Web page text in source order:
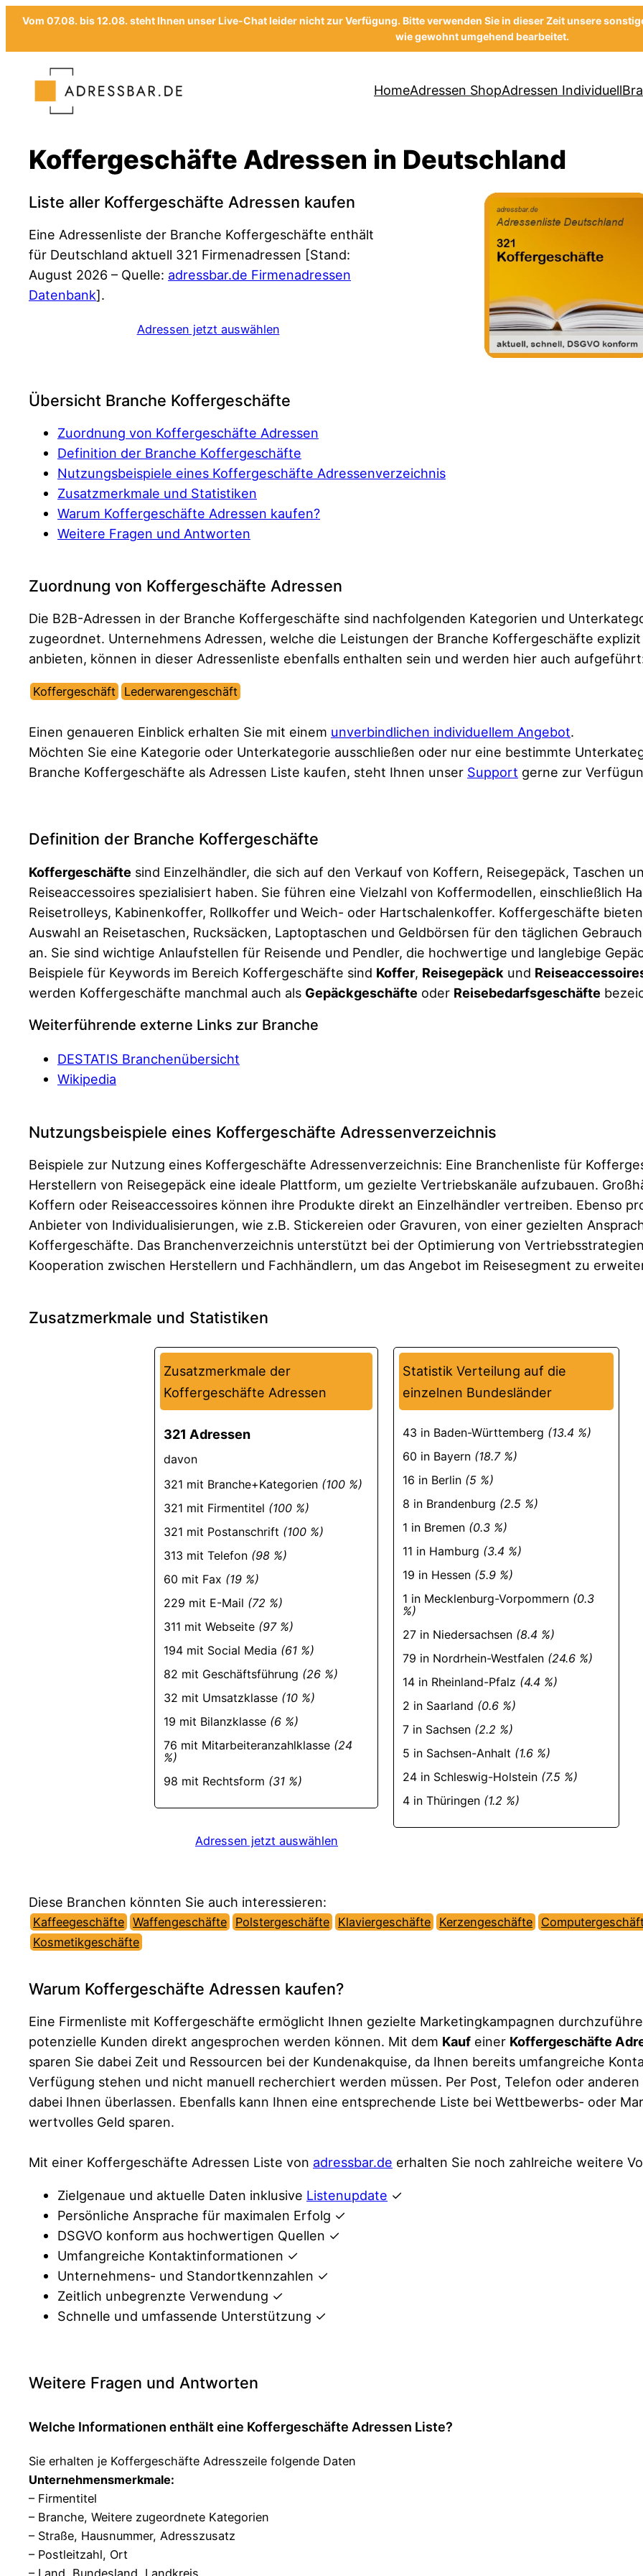
Vom 07.08. bis 12.08. steht Ihnen unser Live-Chat leider nicht zur Verfügung. Bitte verwenden Sie in dieser Zeit unsere
wie gewohnt umgehend bearbeitet.
Inhalt
springen
HomeAdressen ShopAdressen Individuell
Koffergeschäfte Adressen in Deutschland
Liste aller Koffergeschäfte Adressen kaufen
Eine Adressenliste der Branche Koffergeschäfte enthält
für Deutschland aktuell 321 Firmenadressen [Stand:
August 2026 – Quelle: adressbar.de Firmenadressen
Datenbank].
Adressen jetzt auswählen
Übersicht Branche Koffergeschäfte
Zuordnung von Koffergeschäfte Adressen
Definition der Branche Koffergeschäfte
Nutzungsbeispiele eines Koffergeschäfte Adressenverzeichnis
Zusatzmerkmale und Statistiken
Warum Koffergeschäfte Adressen kaufen?
Weitere Fragen und Antworten
Zuordnung von Koffergeschäfte Adressen
Die B2B-Adressen in der Branche Koffergeschäfte sind nachfolgenden Kategorien und
zugeordnet. Unternehmens Adressen, welche die Leistungen der Branche Koffergeschäfte
anbieten, können in dieser Adressenliste ebenfalls enthalten sein und werden hier auch
Koffergeschäft Lederwarengeschäft
Einen genaueren Einblick erhalten Sie mit einem unverbindlichen individuellem Angebot.
Möchten Sie eine Kategorie oder Unterkategorie ausschließen oder nur eine bestimmte
Branche Koffergeschäfte als Adressen Liste kaufen, steht Ihnen unser Support gerne zur
Definition der Branche Koffergeschäfte
Koffergeschäfte sind Einzelhändler, die sich auf den Verkauf von Koffern, Reisegepäck, Taschen
Reiseaccessoires spezialisiert haben. Sie führen eine Vielzahl von Koffermodellen, einschließlich
Reisetrolleys, Kabinenkoffer, Rollkoffer und Weich- oder Hartschalenkoffer. Koffergeschäfte
Auswahl an Reisetaschen, Rucksäcken, Laptoptaschen und Geldbörsen für den täglichen
an. Sie sind wichtige Anlaufstellen für Reisende und Pendler, die hochwertige und langlebige
Beispiele für Keywords im Bereich Koffergeschäfte sind Koffer, Reisegepäck und
werden Koffergeschäfte manchmal auch als Gepäckgeschäfte oder Reisebedarfsgeschäfte
Weiterführende externe Links zur Branche
DESTATIS Branchenübersicht
Wikipedia
Nutzungsbeispiele eines Koffergeschäfte Adressenverzeichnis
Beispiele zur Nutzung eines Koffergeschäfte Adressenverzeichnis: Eine Branchenliste für
Herstellern von Reisegepäck eine ideale Plattform, um gezielte Vertriebskanäle aufzubauen.
Koffern oder Reiseaccessoires können ihre Produkte direkt an Einzelhändler vertreiben. Ebenso
Anbieter von Individualisierungen, wie z.B. Stickereien oder Gravuren, von einer gezielten
Koffergeschäfte. Das Branchenverzeichnis unterstützt bei der Optimierung von
Kooperation zwischen Herstellern und Fachhändlern, um das Angebot im Reisesegment zu
Zusatzmerkmale und Statistiken
Zusatzmerkmale der
Koffergeschäfte Adressen
321 Adressen
davon
321 mit Branche+Kategorien (100 %)
321 mit Firmentitel (100 %)
321 mit Postanschrift (100 %)
313 mit Telefon (98 %)
60 mit Fax (19 %)
229 mit E-Mail (72 %)
311 mit Webseite (97 %)
194 mit Social Media (61 %)
82 mit Geschäftsführung (26 %)
32 mit Umsatzklasse (10 %)
19 mit Bilanzklasse (6 %)
76 mit Mitarbeiteranzahlklasse (24
%)
98 mit Rechtsform (31 %)
Adressen jetzt auswählen
Statistik Verteilung auf die
einzelnen Bundesländer
43 in Baden-Württemberg (13.4 %)
60 in Bayern (18.7 %)
16 in Berlin (5 %)
8 in Brandenburg (2.5 %)
1 in Bremen (0.3 %)
11 in Hamburg (3.4 %)
19 in Hessen (5.9 %)
1 in Mecklenburg-Vorpommern (0.3
%)
27 in Niedersachsen (8.4 %)
79 in Nordrhein-Westfalen (24.6 %)
14 in Rheinland-Pfalz (4.4 %)
2 in Saarland (0.6 %)
7 in Sachsen (2.2 %)
5 in Sachsen-Anhalt (1.6 %)
24 in Schleswig-Holstein (7.5 %)
4 in Thüringen (1.2 %)
Diese Branchen könnten Sie auch interessieren:
Kaffeegeschäfte Waffengeschäfte Polstergeschäfte Klaviergeschäfte Kerzengeschäfte
Kosmetikgeschäfte
Warum Koffergeschäfte Adressen kaufen?
Eine Firmenliste mit Koffergeschäfte ermöglicht Ihnen gezielte Marketingkampagnen
potenzielle Kunden direkt angesprochen werden können. Mit dem Kauf einer Koffergeschäfte
sparen Sie dabei Zeit und Ressourcen bei der Kundenakquise, da Ihnen bereits umfangreiche
Verfügung stehen und nicht manuell recherchiert werden müssen. Per Post, Telefon oder anderen
dabei Ihnen überlassen. Ebenfalls kann Ihnen eine entsprechende Liste bei Wettbewerbs- oder
wertvolles Geld sparen.
Mit einer Koffergeschäfte Adressen Liste von adressbar.de erhalten Sie noch zahlreiche weitere
Zielgenaue und aktuelle Daten inklusive Listenupdate ✓
Persönliche Ansprache für maximalen Erfolg ✓
DSGVO konform aus hochwertigen Quellen ✓
Umfangreiche Kontaktinformationen ✓
Unternehmens- und Standortkennzahlen ✓
Zeitlich unbegrenzte Verwendung ✓
Schnelle und umfassende Unterstützung ✓
Weitere Fragen und Antworten
Welche Informationen enthält eine Koffergeschäfte Adressen Liste?
Sie erhalten je Koffergeschäfte Adresszeile folgende Daten
Unternehmensmerkmale:
– Firmentitel
– Branche, Weitere zugeordnete Kategorien
– Straße, Hausnummer, Adresszusatz
– Postleitzahl, Ort
– Land, Bundesland, Landkreis